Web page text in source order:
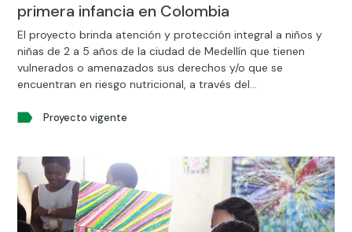
primera infancia en Colombia
Proyecto vigente
El proyecto brinda atención y protección integral a niños y
niñas de 2 a 5 años de la ciudad de Medellín que tienen
vulnerados o amenazados sus derechos y/o que se
encuentran en riesgo nutricional, a través del
psicosocial.